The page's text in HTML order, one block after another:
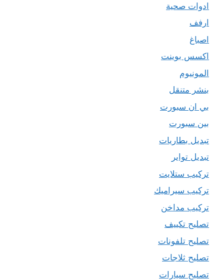
ادوات صحية
ارفف
اصباغ
اكسس بوينت
المونيوم
بنشر متنقل
بي ان سبورت
بين سبورت
تبديل بطاريات
تبديل تواير
تركيب ستلايت
تركيب سيراميك
تركيب مداخن
تصليح تكييف
تصليح تلفونات
تصليح ثلاجات
تصليح سيارات